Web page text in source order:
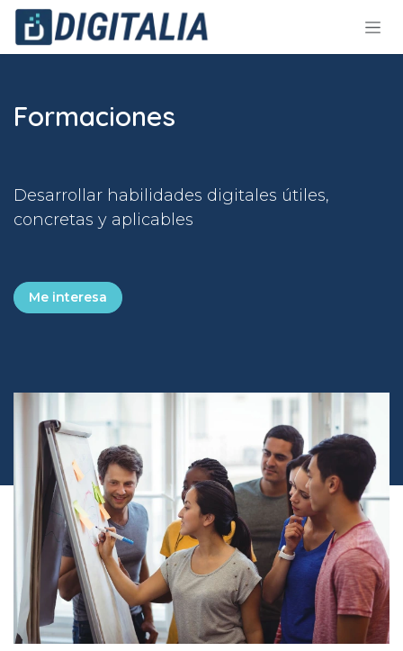
Ir al contenido
Formaciones
Desarrollar habilidades digitales útiles,
concretas y aplicables
Me interesa